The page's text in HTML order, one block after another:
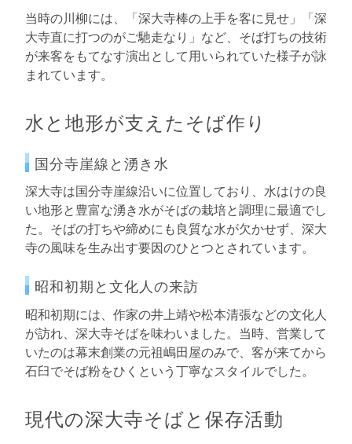
当時の川柳には、「深大寺棒の上手を客に見せ」「深
大寺直に打つのがご馳走なり」など、そば打ちの技術
が来客をもてなす演出として用いられていた様子が詠
まれています。
水と地形が支えたそば作り
国分寺崖線と湧き水
深大寺は国分寺崖線沿いに位置しており、水はけの良
い地形と豊富な湧き水がそばの栽培と調理に最適でし
た。そばの打ちや締めにも良質な水が欠かせず、深大
寺の風味を生み出す要因のひとつとされています。
昭和初期と文化人の来訪
昭和初期には、作家の井上靖や松本清張などの文化人
が訪れ、深大寺そばを味わいました。当時、営業して
いたのは幕末創業の元祖嶋田屋のみで、客が来てから
石臼でそば粉をひくという丁寧なスタイルでした。
現代の深大寺そばと保存活動